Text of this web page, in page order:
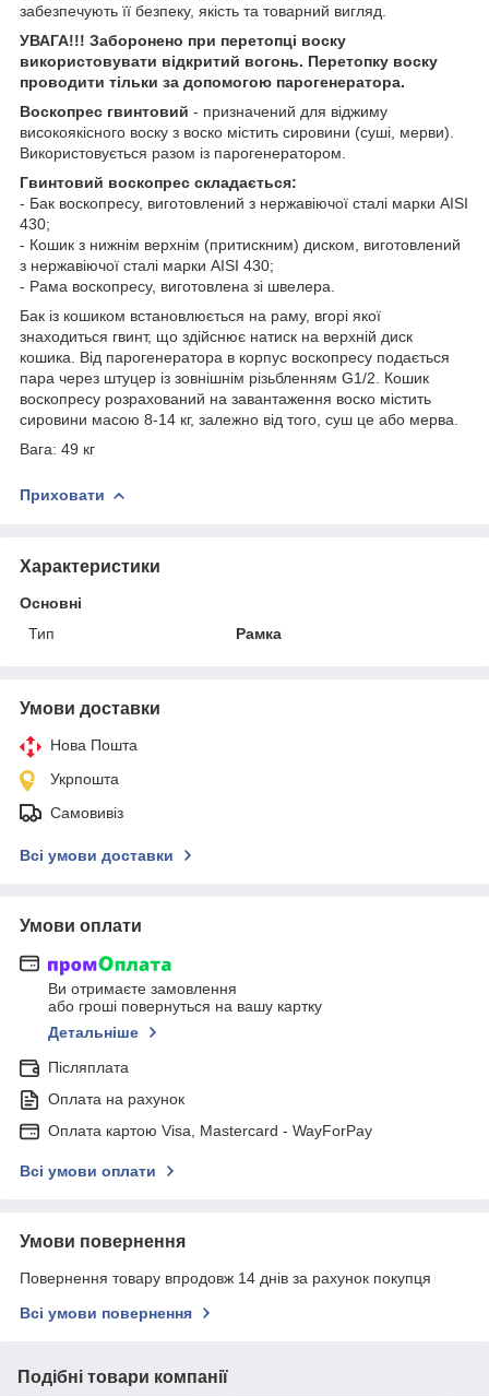
забезпечують її безпеку, якість та товарний вигляд.
УВАГА!!! Заборонено при перетопці воску
використовувати відкритий вогонь. Перетопку воску
проводити тільки за допомогою парогенератора.
Воскопрес гвинтовий - призначений для віджиму
високоякісного воску з воско містить сировини (суші, мерви).
Використовується разом із парогенератором.
Гвинтовий воскопрес складається:
- Бак воскопресу, виготовлений з нержавіючої сталі марки AISI
430;
- Кошик з нижнім верхнім (притискним) диском, виготовлений
з нержавіючої сталі марки AISI 430;
- Рама воскопресу, виготовлена зі швелера.
Бак із кошиком встановлюється на раму, вгорі якої
знаходиться гвинт, що здійснює натиск на верхній диск
кошика. Від парогенератора в корпус воскопресу подається
пара через штуцер із зовнішнім різьбленням G1/2. Кошик
воскопресу розрахований на завантаження воско містить
сировини масою 8-14 кг, залежно від того, суш це або мерва.
Вага: 49 кг
Приховати
Характеристики
Основні
Тип
Рамка
Умови доставки
Нова Пошта
Укрпошта
Самовивіз
Всі умови доставки
Умови оплати
Ви отримаєте замовлення
або гроші повернуться на вашу картку
Детальніше
Післяплата
Оплата на рахунок
Оплата картою Visa, Mastercard - WayForPay
Всі умови оплати
Умови повернення
Повернення товару впродовж 14 днів за рахунок покупця
Всі умови повернення
Подібні товари компанії